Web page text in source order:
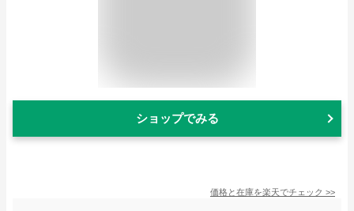
ショップでみる
価格と在庫を楽天でチェック >>